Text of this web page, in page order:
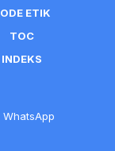
ETIK
TOC
INDEKS
WhatsApp